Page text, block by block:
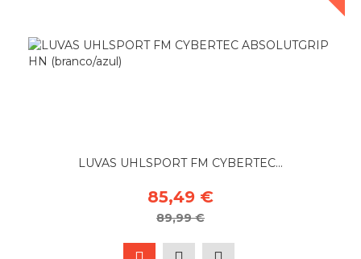
LUVAS UHLSPORT FM CYBERTEC...
85,49 €
89,99 €